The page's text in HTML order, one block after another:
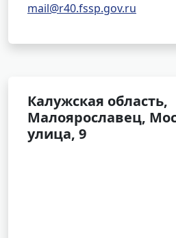
mail@r40.fssp.gov.ru
Калужская область,
Малоярославец,
улица, 9